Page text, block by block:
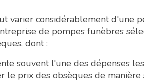
varier considérablement d'une
de pompes funèbres
dont :
souvent l'une des dépenses
le prix des obsèques de manière